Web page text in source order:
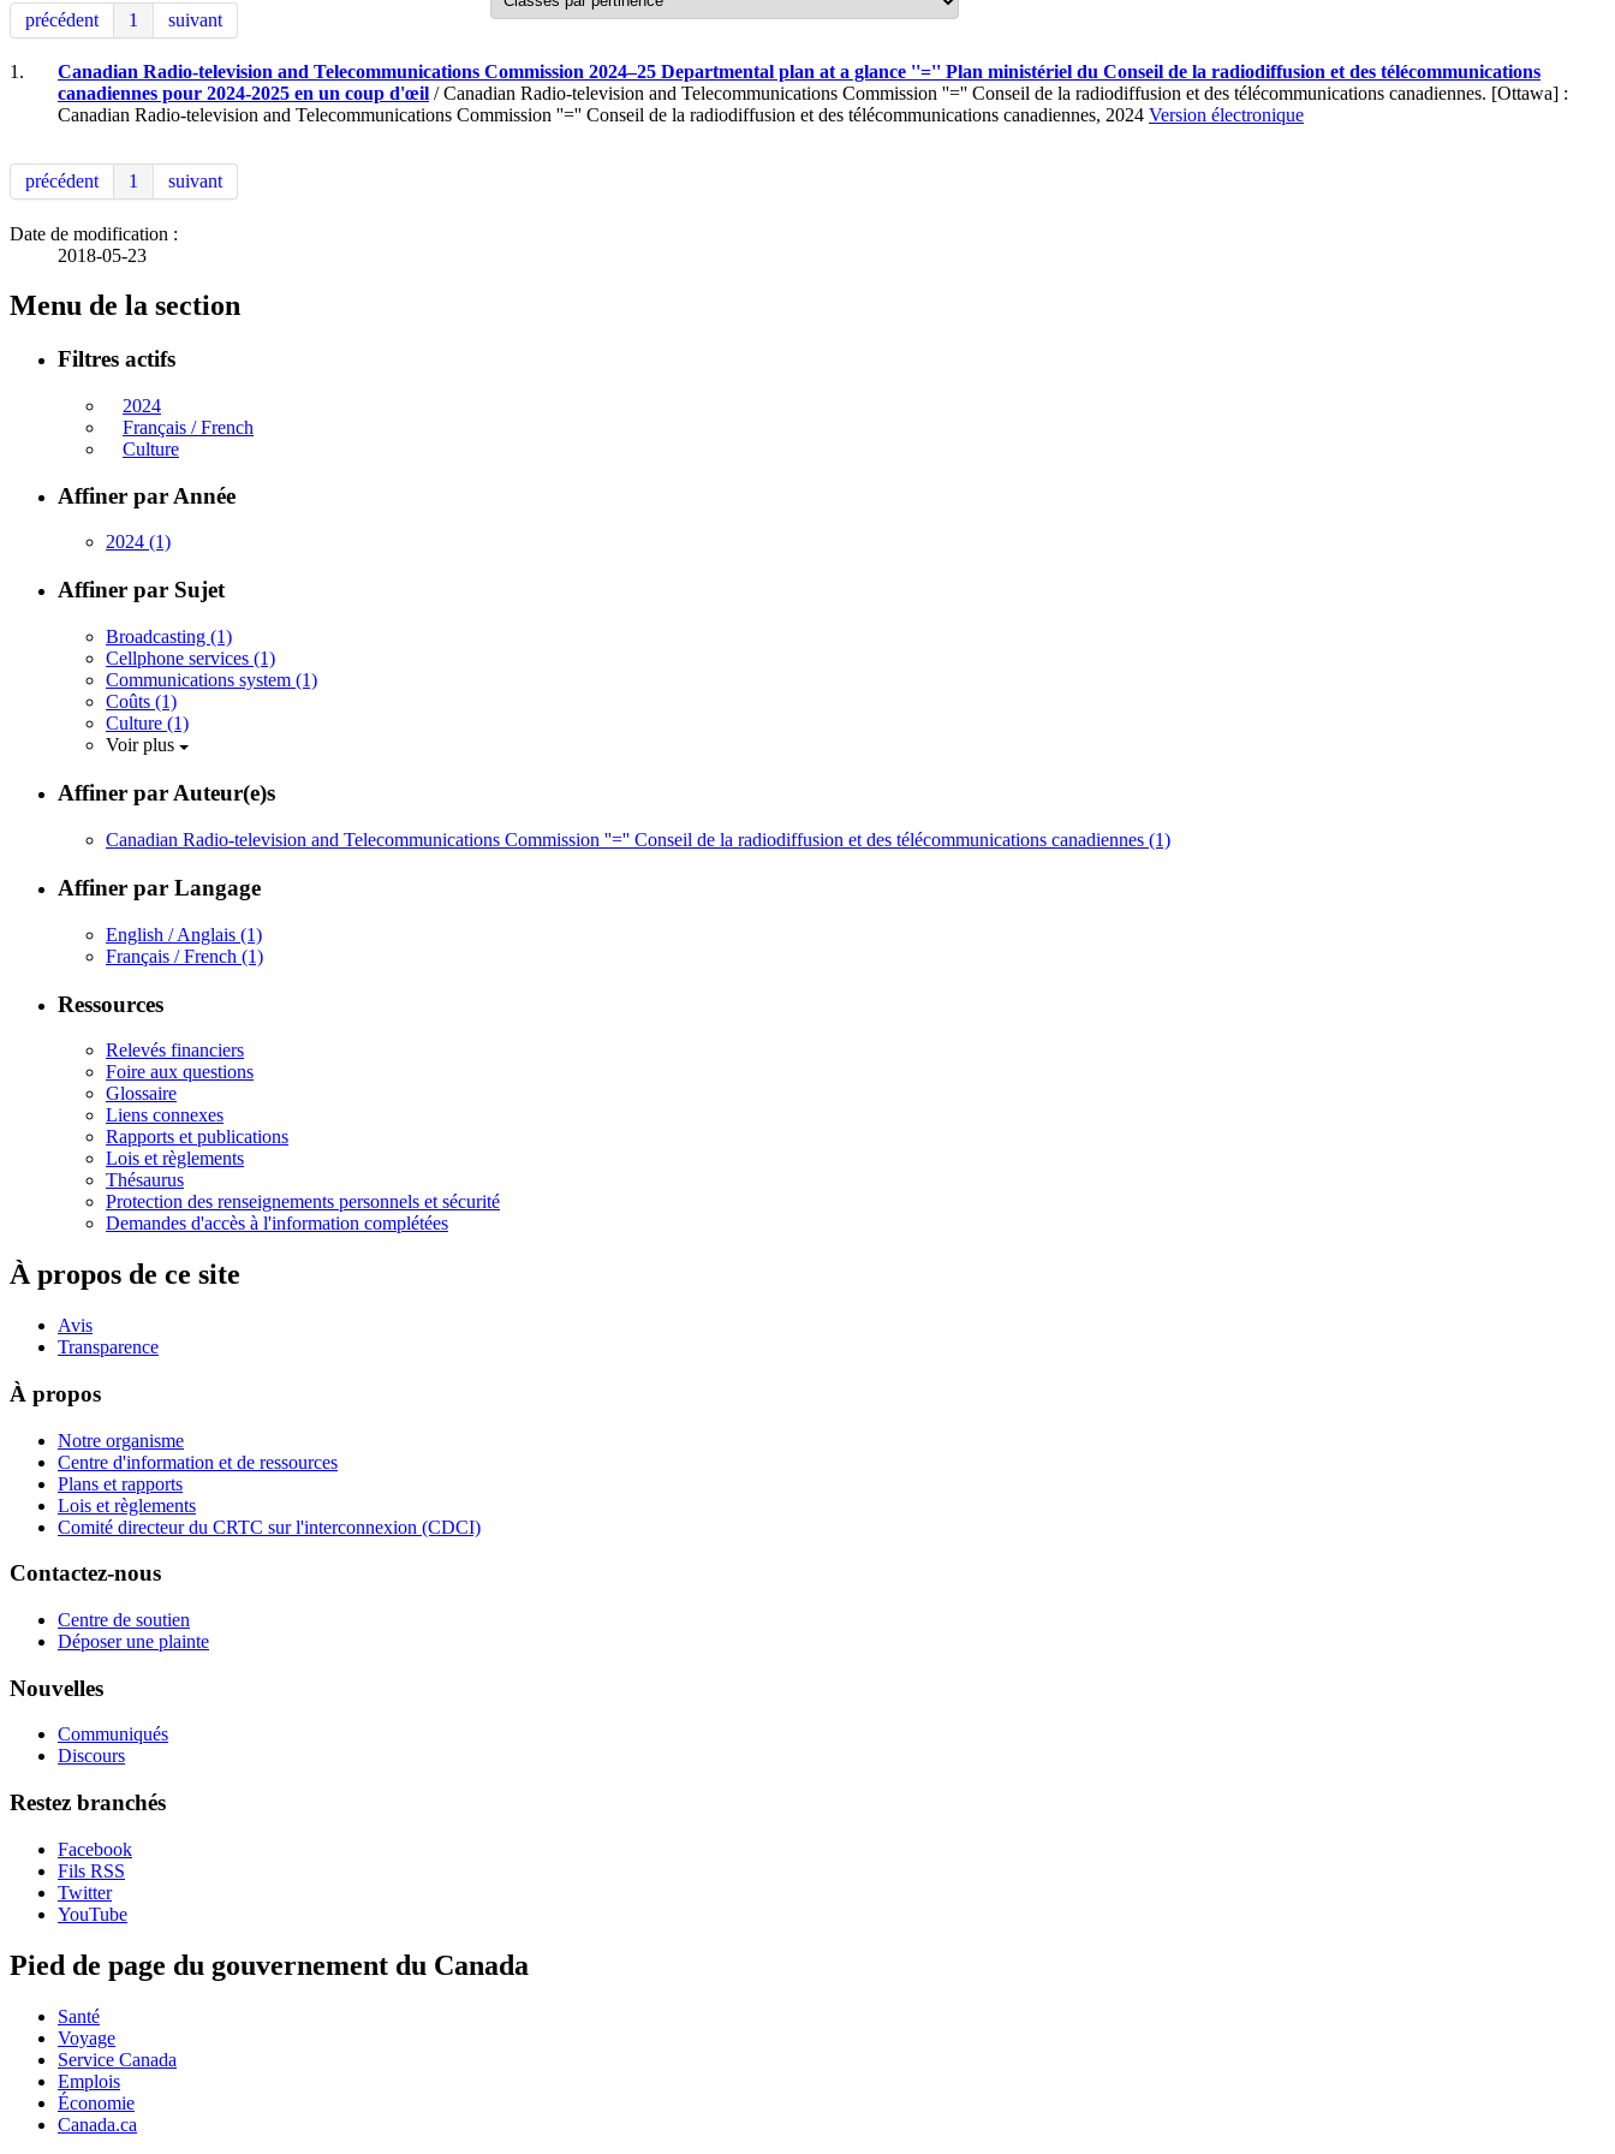
précédent 1 suivant
1.
Canadian Radio-television and Telecommunications Commission 2024–25 Departmental plan at a glance ''='' Plan ministériel du Conseil de la radiodiffusion et des télécommunications
canadiennes pour 2024-2025 en un coup d'œil / Canadian Radio-television and Telecommunications Commission ''='' Conseil de la radiodiffusion et des télécommunications canadiennes. [Ottawa] :
Canadian Radio-television and Telecommunications Commission ''='' Conseil de la radiodiffusion et des télécommunications canadiennes, 2024 Version électronique
précédent 1 suivant
Date de modification :
2018-05-23
Menu de la section
Filtres actifs
2024
Français / French
Culture
Affiner par Année
2024 (1)
Affiner par Sujet
Broadcasting (1)
Cellphone services (1)
Communications system (1)
Coûts (1)
Culture (1)
Voir plus
Affiner par Auteur(e)s
Canadian Radio-television and Telecommunications Commission ''='' Conseil de la radiodiffusion et des télécommunications canadiennes (1)
Affiner par Langage
English / Anglais (1)
Français / French (1)
Ressources
Relevés financiers
Foire aux questions
Glossaire
Liens connexes
Rapports et publications
Lois et règlements
Thésaurus
Protection des renseignements personnels et sécurité
Demandes d'accès à l'information complétées
À propos de ce site
Avis
Transparence
À propos
Notre organisme
Centre d'information et de ressources
Plans et rapports
Lois et règlements
Comité directeur du CRTC sur l'interconnexion (CDCI)
Contactez-nous
Centre de soutien
Déposer une plainte
Nouvelles
Communiqués
Discours
Restez branchés
Facebook
Fils RSS
Twitter
YouTube
Pied de page du gouvernement du Canada
Santé
Voyage
Service Canada
Emplois
Économie
Canada.ca